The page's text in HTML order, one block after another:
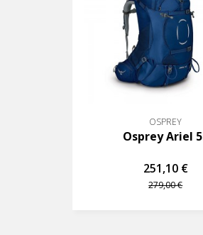
OSPREY
Osprey Ariel
251,10 €
279,00 €